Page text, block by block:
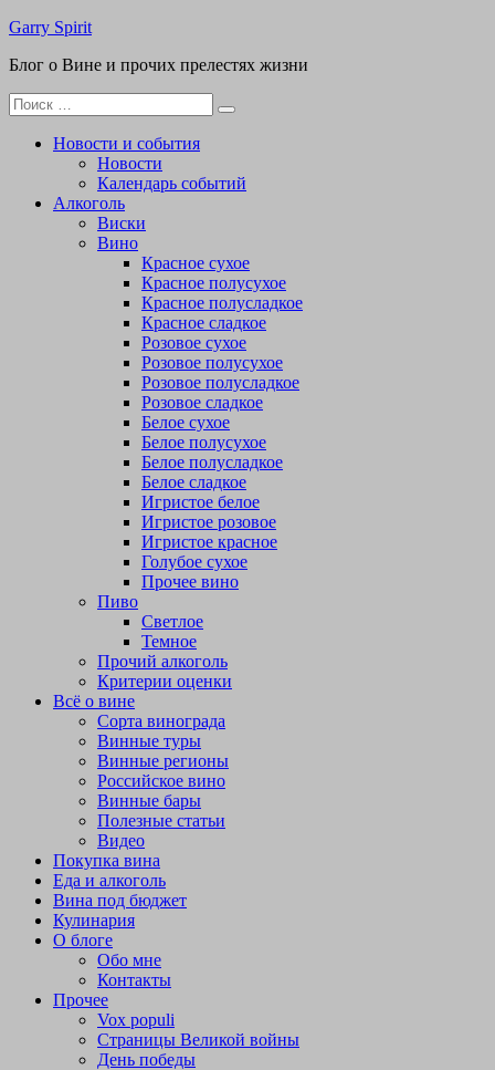
Перейти
содержимому
Garry Spirit
Блог о Вине и прочих прелестях жизни
Поиск
для:
Новости и события
Новости
Календарь событий
Алкоголь
Виски
Вино
Красное сухое
Красное полусухое
Красное полусладкое
Красное сладкое
Розовое сухое
Розовое полусухое
Розовое полусладкое
Розовое сладкое
Белое сухое
Белое полусухое
Белое полусладкое
Белое сладкое
Игристое белое
Игристое розовое
Игристое красное
Голубое сухое
Прочее вино
Пиво
Светлое
Темное
Прочий алкоголь
Критерии оценки
Всё о вине
Сорта винограда
Винные туры
Винные регионы
Российское вино
Винные бары
Полезные статьи
Видео
Покупка вина
Еда и алкоголь
Вина под бюджет
Кулинария
О блоге
Обо мне
Контакты
Прочее
Vox populi
Страницы Великой войны
День победы